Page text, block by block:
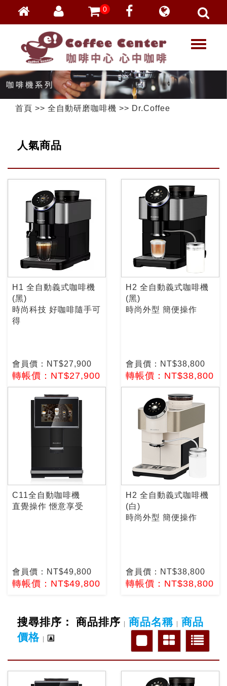
會員登入
忘記密碼
加入會員
VIP登入
VIP申請
0
T
e
a
t
o
首頁 >> 全自動研磨咖啡機 >> Dr.Coffee
人氣商品
H1 全自動義式咖啡機
(黑)
時尚科技 好咖啡隨手可
得
會員價：NT$27,900
轉帳價：NT$27,900
H2 全自動義式咖啡機
(黑)
時尚外型 簡便操作
會員價：NT$38,800
轉帳價：NT$38,800
C11全自動咖啡機
直覺操作 愜意享受
會員價：NT$49,800
轉帳價：NT$49,800
H2 全自動義式咖啡機
(白)
時尚外型 簡便操作
會員價：NT$38,800
轉帳價：NT$38,800
搜尋排序： 商品排序 | 商品名稱 | 商品
價格 |